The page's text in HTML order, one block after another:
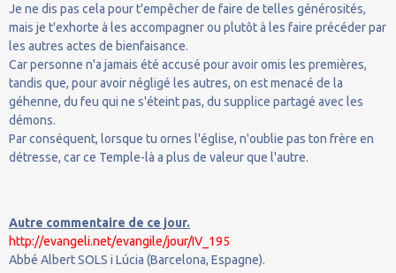
Je ne dis pas cela pour t'empêcher de faire de telles générosités,
mais je t'exhorte à les accompagner ou plutôt à les faire précéder par
les autres actes de bienfaisance.
Car personne n'a jamais été accusé pour avoir omis les premières,
tandis que, pour avoir négligé les autres, on est menacé de la
géhenne, du feu qui ne s'éteint pas, du supplice partagé avec les
démons.
Par conséquent, lorsque tu ornes l'église, n'oublie pas ton frère en
détresse, car ce Temple-là a plus de valeur que l'autre.
Autre commentaire de ce jour.
http://evangeli.net/evangile/jour/IV_195
Abbé Albert SOLS i Lúcia (Barcelona, Espagne).